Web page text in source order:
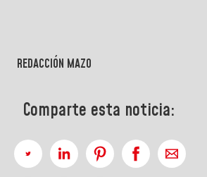
REDACCIÓN MAZO
Comparte esta noticia: